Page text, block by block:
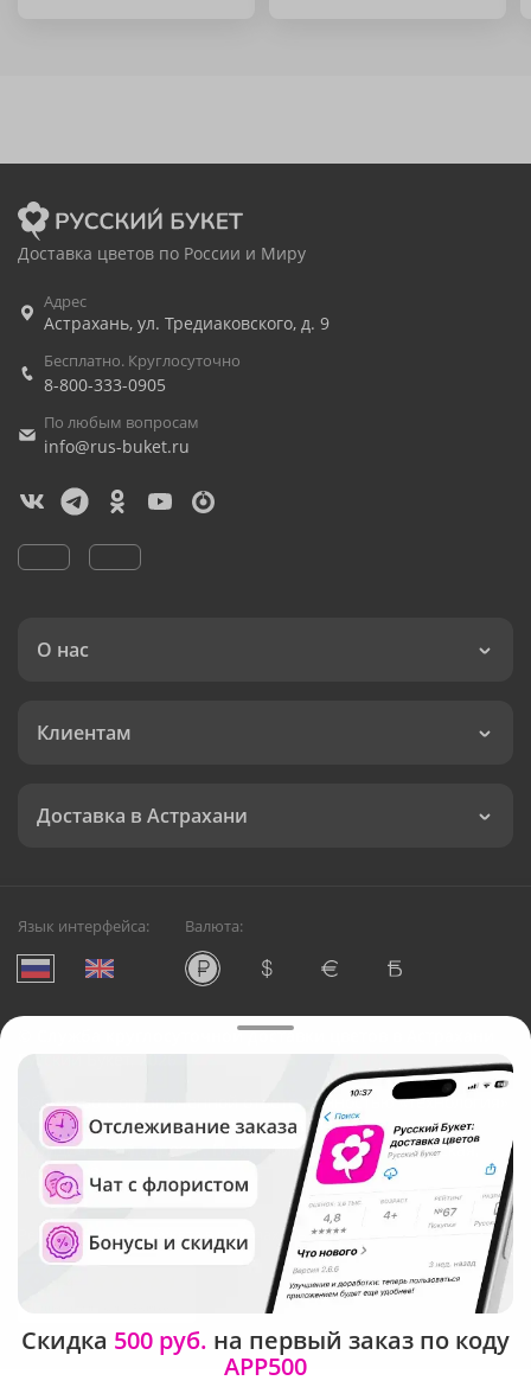
Доставка цветов по России и Миру
Адрес
Астрахань, ул. Тредиаковского, д. 9
Бесплатно. Круглосуточно
8-800-333-0905
По любым вопросам
info@rus-buket.ru
О нас
Клиентам
Доставка в Астрахани
Язык интерфейса: Валюта:
Служба круглосуточной доставки цветов в Астрахани
Русский Букет, 2026
Общество с ограниченной ответственностью «Технология»
ОГРН: 1195476081745, ИНН: 5410081997
Юридический адрес: г. Новосибирск, ул. Ипподромская,
д.42, оф. 3
Рейтинг Русского букета в г. Астрахань
Скидка 500 руб. на первый заказ по коду
APP500